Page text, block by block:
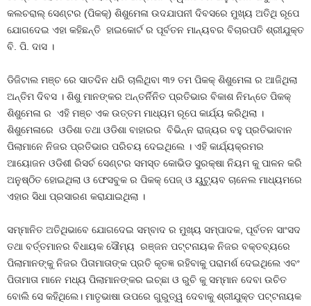
କଲଚରାଲ୍‍ ସେଣ୍ଟର (ପିକକ୍) ଶିଶୁମେଳା ଉଦଯାପନୀ ଦିବସରେ ମୁଖ୍ୟ ଅତିଥି ରୂପେ
ଯୋଗଦେଇ ଏହା କହିଛନ୍ତି ହାଇକୋର୍ଟ ର ପୂର୍ବତନ ମାନ୍ୟବର ବିଚାରପତି ଶ୍ରୀଯୁକ୍ତ
ବି. ପି. ଦାସ ।
ଡିଜିଟାଲ ମଞ୍ଚ ରେ ସାତଦିନ ଧରି ଚାଲିଥିବା ୩୨ ତମ ପିକକ୍ ଶିଶୁମେଳା ର ଆଜିଥିଲା
ଅନ୍ତିମ ଦିବସ । ଶିଶୁ ମାନଙ୍କର ଅନ୍ତର୍ନିନିତ ପ୍ରତିଭାର ବିକାଶ ନିମନ୍ତେ ପିକକ୍
ଶିଶୁମେଳା ର ଏହି ମଞ୍ଚ ଏକ ଉତ୍ତମ ମାଧ୍ୟମ ରୂପେ କାର୍ଯ୍ୟ କରିଥିଲା ।
ଶିଶୁମେଳାରେ ଓଡିଶା ତଥା ଓଡିଶା ବାହାରର ବିଭିନ୍ନ ରାଜ୍ୟର ବହୁ ପ୍ରତିଭାବାନ
ପିଲାମାନେ ନିଜର ପ୍ରତିଭାର ପରିଚୟ ଦେଇଥିଲେ । ଏହି କାର୍ଯ୍ୟକ୍ରମର
ଆୟୋଜନ ଓଡିଶୀ ରିସର୍ଚ ସେଣ୍ଟର ସମସ୍ତ କୋଭିଡ ସୁରକ୍ଷା ନିୟମ କୁ ପାଳନ କରି
ଅନୁଷ୍ଠିତ ହୋଇଥିଲା ଓ ଫେସବୁକ ର ପିକକ୍‍ ପେଜ୍‍ ଓ ୟୁଟ୍ୟୁବ ଚାନେଲ ମାଧ୍ୟମରେ
ଏହାର ସିଧା ପ୍ରସାରଣ କରାଯାଇଥିଲା ।
ସମ୍ମାନିତ ଅତିଥିଭାବେ ଯୋଗଦେଇ ସମ୍ବାଦ ର ମୁଖ୍ୟ ସମ୍ପାଦକ, ପୂର୍ବତନ ସାଂସଦ
ତଥା ବର୍ତ୍ତମାନର ବିଧାୟକ ସୌମ୍ୟ ରଞ୍ଜନ ପଟ୍ଟନାୟକ ନିଜର ବକ୍ତବ୍ୟରେ
ପିଲାମାନଙ୍କୁ ନିଜର ପିତାମାତାଙ୍କ ପ୍ରତି କୃତଜ୍ଞ ରହିବାକୁ ପରାମର୍ଶ ଦେଇଥିଲେ ଏବଂ
ପିତାମାତା ମାନେ ମଧ୍ୟ ପିଲାମାନଙ୍କର ଇଚ୍ଛା ଓ ରୁଚି କୁ ସମ୍ମାନ ଦେବା ଉଚିତ
ବୋଲି ସେ କହିଥିଲେ। ମାତୃଭାଷା ଉପରେ ଗୁରୁତ୍ୱ ଦେବାକୁ ଶ୍ରୀଯୁକ୍ତ ପଟ୍ଟନାୟକ